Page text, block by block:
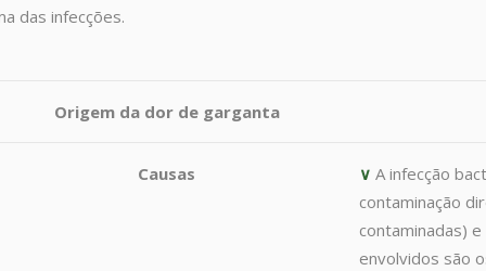
das infecções.
Origem da dor de garganta
Causas ∨ A infecção
contaminação
contaminadas)
envolvidos são